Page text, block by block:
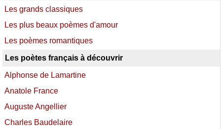
Les grands classiques
Les plus beaux poèmes d'amour
Les poèmes romantiques
Les poètes français à découvrir
Alphonse de Lamartine
Anatole France
Auguste Angellier
Charles Baudelaire